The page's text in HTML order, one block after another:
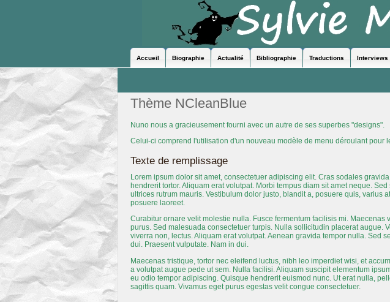
Accueil Biographie Actualité Bibliographie Traductions Interviews
Thème NCleanBlue
Nuno nous a gracieusement fourni avec un autre de ses superbes "designs".
Celui-ci comprend l'utilisation d'un nouveau modèle de menu déroulant pour
Texte de remplissage
Lorem ipsum dolor sit amet, consectetuer adipiscing elit. Cras sodales
hendrerit tortor. Aliquam erat volutpat. Morbi tempus diam sit amet neque.
ultrices rutrum mauris. Vestibulum dolor justo, blandit a, posuere quis, varius
posuere laoreet.
Curabitur ornare velit molestie nulla. Fusce fermentum facilisis mi.
purus. Sed malesuada consectetuer turpis. Nulla sollicitudin placerat augue.
viverra non, lectus. Aliquam erat volutpat. Aenean gravida tempor nulla. Sed
dui. Praesent vulputate. Nam in dui.
Maecenas tristique, tortor nec eleifend luctus, nibh leo imperdiet wisi, et
a volutpat augue pede ut sem. Nulla facilisi. Aliquam suscipit elementum
eu odio tempor adipiscing. Quisque hendrerit euismod nunc. Ut erat nulla,
sagittis quam. Vivamus eget purus egestas velit congue consectetuer.